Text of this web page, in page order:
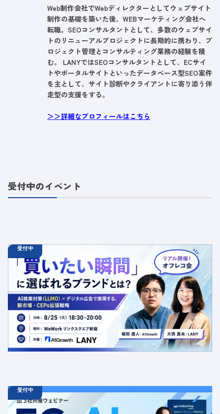
Web制作会社でWebディレクターとしてウェブサイト
制作の基礎を築いた後、WEBマーケティング会社へ
転職。SEOコンサルタントとして、多数のウェブサイ
トのリニューアルプロジェクトに長期的に携わり、プ
ロジェクト管理とコンサルティング業務の経験を積
む。 LANYではSEOコンサルタントとして、ECサイ
トやポータルサイトといったデータベース型SEO案件
を主として、サイト診断やクライアントに寄り添う伴
走型の支援をする。
＞＞詳細なプロフィールはこちら
受付中のイベント
受付中
オフラインイベント 18:30 - 20:00
【オフラインイベント】「買いたい瞬間」に選ばれるブラ
ンドとは？AI検索対策（LLMO）×デジタル広告で実現す
る、新市場・CEPs拡張戦略
定員数：50名
金額：無料
場所：東京都渋谷区千駄ヶ谷5-27-5 リンクスクエア新宿16F
WeWork内 最寄り：新宿駅・代々木駅・新宿三丁目駅
交流会 共催 AI LLMO デジタルマーケティング トレンド 採用イベント 広告
受付中
ウェビナー 08.19
11:00 - 12:00
水 11:00 - 12:00